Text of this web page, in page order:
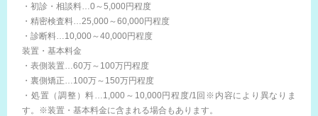
・初診・相談料…0～5,000円程度
・精密検査料…25,000～60,000円程度
・診断料…10,000～40,000円程度
装置・基本料金
・表側装置…60万～100万円程度
・裏側矯正…100万～150万円程度
・処置（調整）料…1,000～10,000円程度/1回※内容により異なりま
す。※装置・基本料金に含まれる場合もあります。